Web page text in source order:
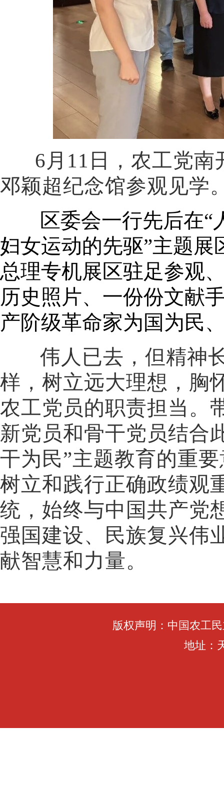
6月11日
，农工党
邓颖超纪念馆参观见学
区委会一行先后在“
妇女运动的先驱”主题展
总理专机展区驻足参观
历史照片、一份份文献
产阶级革命家为国 为民
伟人已去，但精神
样，树立远大理想，胸
农工党员的职责担当 。
新党员和骨干党员结合
干为民”主题教育的重
树立和践行正确政绩观
统，始终与中国共产党
强国建设、民族复兴伟
献智慧和力量。
版权声明：中国农工
地址：